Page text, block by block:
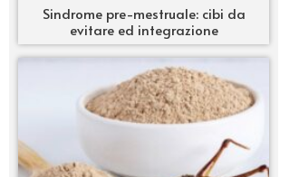
Sindrome pre-mestruale: cibi da
evitare ed integrazione